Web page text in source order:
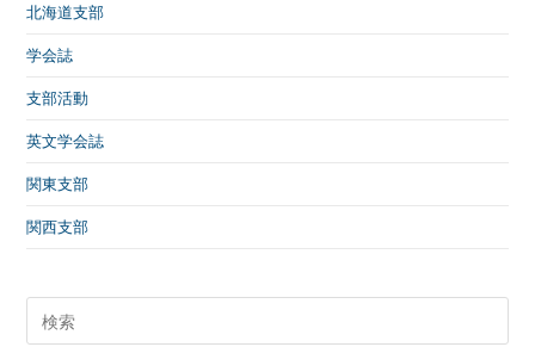
北海道支部
学会誌
支部活動
英文学会誌
関東支部
関西支部